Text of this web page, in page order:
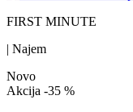
FIRST MINUTE
| Najem
Novo
Akcija -35 %